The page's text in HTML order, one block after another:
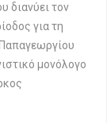
διανύει τον
για τη
μονόλογο